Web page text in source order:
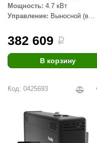
Мощность: 4.7 кВт
Управление: Выносной (в
382 609 i
В корзину
Код: 0425693